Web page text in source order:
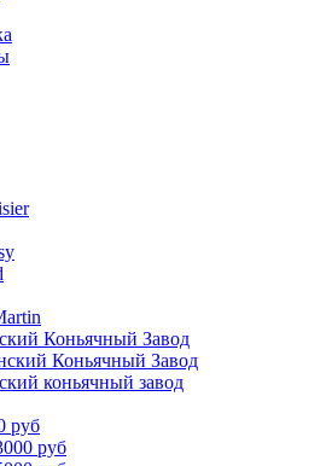
Коньячный Завод
Коньячный Завод
коньячный завод
руб
руб